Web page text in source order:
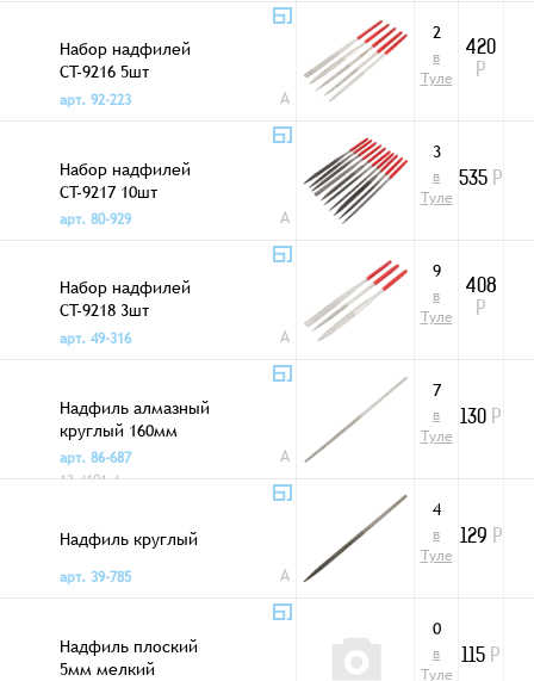
Набор надфилей
CT-9216 5шт
алмазные
арт. 92-223 A
2
в
Туле
420
Р
Набор надфилей
CT-9217 10шт
арт. 80-929
A
3
в
Туле
535 Р
Набор надфилей
CT-9218 3шт
алмазные
арт. 49-316 A
9
в
Туле
408
Р
Надфиль алмазный
круглый 160мм
арт. 86-687
12-4101-4
A
7
в
Туле
130 Р
Надфиль круглый
арт. 39-785
A
4
в
Туле
129 Р
Надфиль плоский
5мм мелкий
0
в
Туле
115 Р